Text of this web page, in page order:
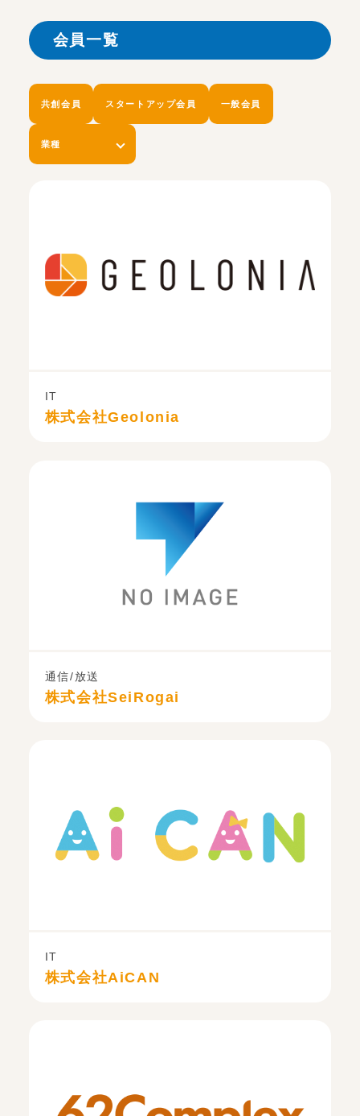
会員一覧
共創会員 スタートアップ会員 一般会員
業種
IT
株式会社Geolonia
通信/放送
株式会社SeiRogai
IT
株式会社AiCAN